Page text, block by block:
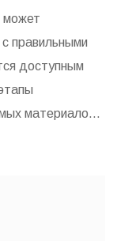
может
правильными
доступным
материалов и
Этот